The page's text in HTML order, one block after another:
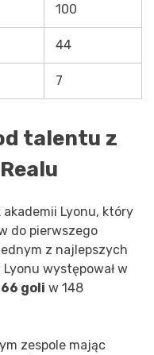
100
44
7
talentu z
Lyonu, który
do pierwszego
z najlepszych
występował w
66 goli w 148
zespole mając